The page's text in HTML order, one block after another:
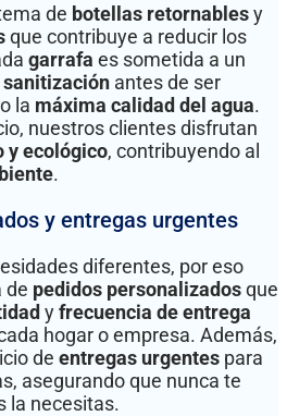
de botellas retornablesy
que contribuye a reducir los
garrafa es sometida a un
sanitización antes de ser
la máxima calidad del agua.
nuestros clientes disfrutan
y ecológico, contribuyendo al
.
y entregas urgentes
diferentes, por eso
de pedidos personalizadosque
yfrecuencia de entrega
hogar o empresa. Además,
de entregas urgentes para
asegurando que nunca te
la necesitas.